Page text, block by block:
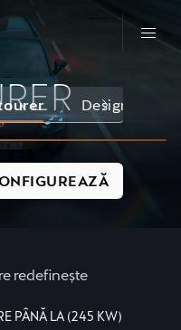
Design
redefinește
PÂNĂ LA (245 KW)